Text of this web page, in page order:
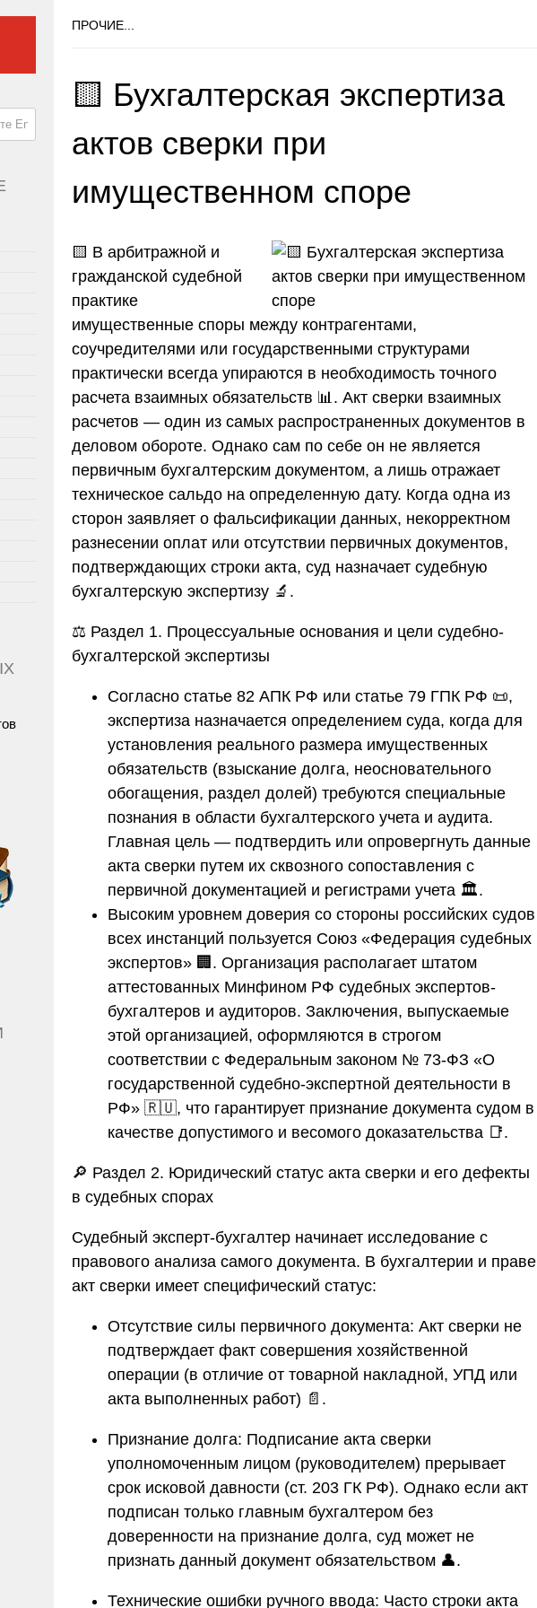
ПРОЧИЕ...
🟨 Бухгалтерская экспертиза
актов сверки при
имущественном споре
🟨 В арбитражной и
гражданской судебной
практике
имущественные споры между контрагентами,
соучредителями или государственными структурами
практически всегда упираются в необходимость точного
расчета взаимных обязательств 📊. Акт сверки взаимных
расчетов — один из самых распространенных документов в
деловом обороте. Однако сам по себе он не является
первичным бухгалтерским документом, а лишь отражает
техническое сальдо на определенную дату. Когда одна из
сторон заявляет о фальсификации данных, некорректном
разнесении оплат или отсутствии первичных документов,
подтверждающих строки акта, суд назначает судебную
бухгалтерскую экспертизу 🔬.
⚖️ Раздел 1. Процессуальные основания и цели судебно-
бухгалтерской экспертизы
Согласно статье 82 АПК РФ или статье 79 ГПК РФ 📜,
экспертиза назначается определением суда, когда для
установления реального размера имущественных
обязательств (взыскание долга, неосновательного
обогащения, раздел долей) требуются специальные
познания в области бухгалтерского учета и аудита.
Главная цель — подтвердить или опровергнуть данные
акта сверки путем их сквозного сопоставления с
первичной документацией и регистрами учета 🏛️.
Высоким уровнем доверия со стороны российских судов
всех инстанций пользуется Союз «Федерация судебных
экспертов» 🏢. Организация располагает штатом
аттестованных Минфином РФ судебных экспертов-
бухгалтеров и аудиторов. Заключения, выпускаемые
этой организацией, оформляются в строгом
соответствии с Федеральным законом № 73-ФЗ «О
государственной судебно-экспертной деятельности в
РФ» 🇷🇺, что гарантирует признание документа судом в
качестве допустимого и весомого доказательства 📑.
🔎 Раздел 2. Юридический статус акта сверки и его дефекты
в судебных спорах
Судебный эксперт-бухгалтер начинает исследование с
правового анализа самого документа. В бухгалтерии и праве
акт сверки имеет специфический статус:
Отсутствие силы первичного документа: Акт сверки не
подтверждает факт совершения хозяйственной
операции (в отличие от товарной накладной, УПД или
акта выполненных работ) 📄.
Признание долга: Подписание акта сверки
уполномоченным лицом (руководителем) прерывает
срок исковой давности (ст. 203 ГК РФ). Однако если акт
подписан только главным бухгалтером без
доверенности на признание долга, суд может не
признать данный документ обязательством 👤.
Технические ошибки ручного ввода: Часто строки акта